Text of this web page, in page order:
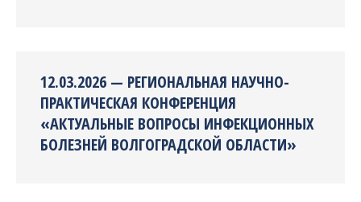
12.03.2026 — РЕГИОНАЛЬНАЯ НАУЧНО-
ПРАКТИЧЕСКАЯ КОНФЕРЕНЦИЯ
«АКТУАЛЬНЫЕ ВОПРОСЫ ИНФЕКЦИОННЫХ
БОЛЕЗНЕЙ ВОЛГОГРАДСКОЙ ОБЛАСТИ»